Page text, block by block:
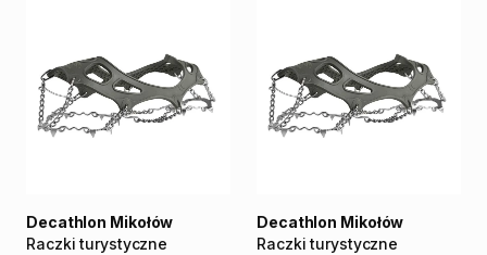
Raczki turystyczne
Decathlon Mikołów
Raczki turystyczne
Decathlon Mikołów